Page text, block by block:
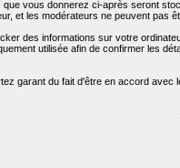
que vous donnerez ci-après seront
et les modérateurs ne peuvent pas
des informations sur votre
utilisée afin de confirmer les
garant du fait d'être en accord avec